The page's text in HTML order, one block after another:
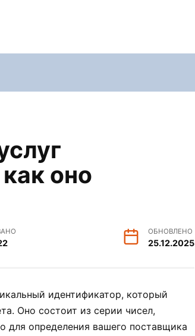
оно
ОБНОВЛЕНО
25.12.2025
идентификатор, который
Оно состоит из серии чисел,
для определения вашего поставщика